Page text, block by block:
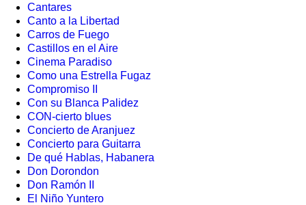
Cantares
Canto a la Libertad
Carros de Fuego
Castillos en el Aire
Cinema Paradiso
Como una Estrella Fugaz
Compromiso II
Con su Blanca Palidez
CON-cierto blues
Concierto de Aranjuez
Concierto para Guitarra
De qué Hablas, Habanera
Don Dorondon
Don Ramón II
El Niño Yuntero